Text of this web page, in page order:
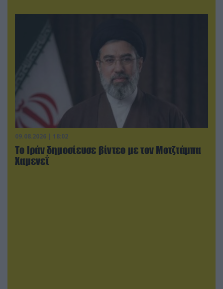
09.08.2026 | 18:02
Το Ιράν δημοσίευσε βίντεο με τον Μοτζτάμπα
Χαμενεΐ